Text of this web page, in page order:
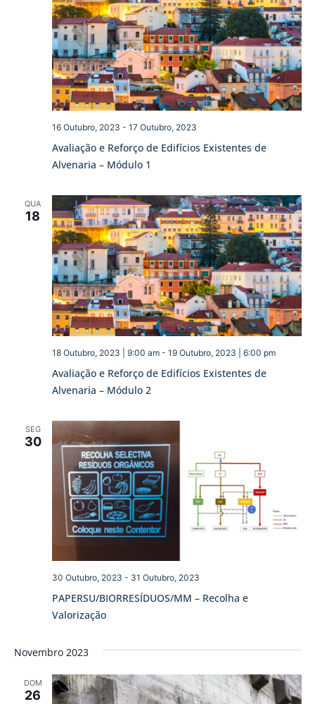
Avaliação e Reforço de Edifícios Existentes de
Alvenaria – Módulo 1
16 Outubro, 2023 - 17 Outubro, 2023
QUA
18
Avaliação e Reforço de Edifícios Existentes de
Alvenaria – Módulo 2
18 Outubro, 2023 | 9:00 am- 19 Outubro, 2023 | 6:00 pm
SEG
30
PAPERSU/BIORRESÍDUOS/MM – Recolha e
Valorização
30 Outubro, 2023 - 31 Outubro, 2023
Novembro 2023
DOM
26